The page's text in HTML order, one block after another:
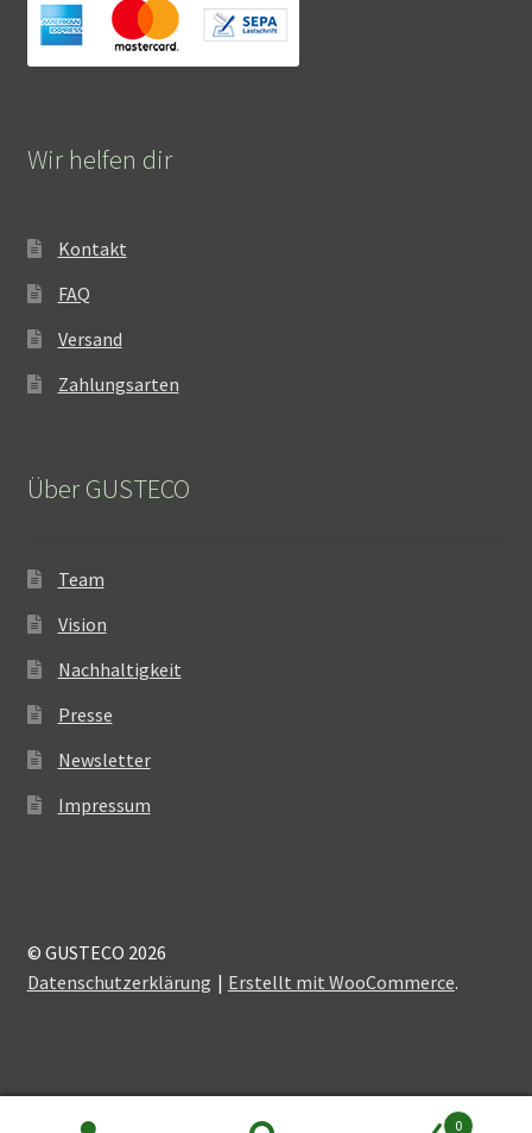
Wir helfen dir
Kontakt
FAQ
Versand
Zahlungsarten
Über GUSTECO
Team
Vision
Nachhaltigkeit
Presse
Newsletter
Impressum
© GUSTECO 2026
Datenschutzerklärung
Erstellt mit WooCommerce.
0